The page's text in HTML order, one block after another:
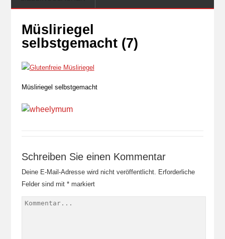
Müsliriegel
selbstgemacht (7)
Müsliriegel selbstgemacht
Schreiben Sie einen Kommentar
Deine E-Mail-Adresse wird nicht veröffentlicht. Erforderliche
Felder sind mit *markiert